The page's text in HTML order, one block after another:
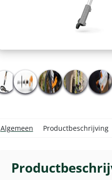
Algemeen Productbeschrijving